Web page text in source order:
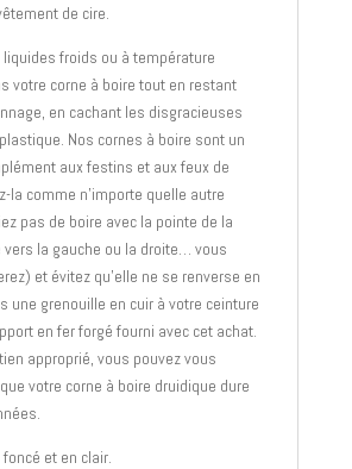
de cire.
liquides froids ou à température
votre corne à boire tout en restant
en cachant les disgracieuses
Nos cornes à boire sont un
aux festins et aux feux de
la comme n’importe quelle autre
pas de boire avec la pointe de la
vers la gauche ou la droite… vous
et évitez qu’elle ne se renverse en
une grenouille en cuir à votre ceinture
en fer forgé fourni avec cet achat.
approprié, vous pouvez vous
votre corne à boire druidique dure
et en clair.